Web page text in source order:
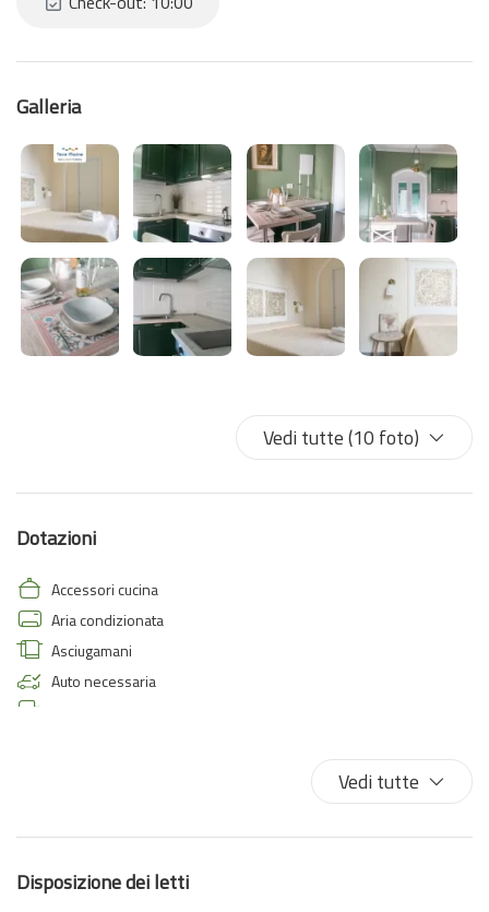
Galleria
Vedi tutte (10 foto)
Dotazioni
Accessori cucina
Aria condizionata
Asciugamani
Auto necessaria
Letto matrimoniale
Macchina caffè/te
Vedi tutte
Disposizione dei letti